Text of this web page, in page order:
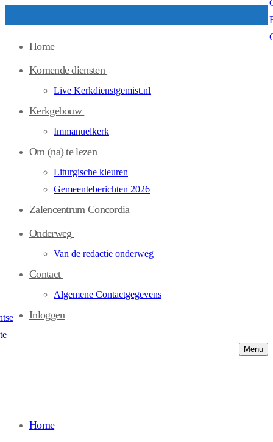
Home
Komende diensten
Live Kerkdienstgemist.nl
Kerkgebouw
Immanuelkerk
Om (na) te lezen
Liturgische kleuren
Gemeenteberichten 2026
Zalencentrum Concordia
Onderweg
Van de redactie onderweg
Contact
Algemene Contactgegevens
Inloggen
Menu
Home